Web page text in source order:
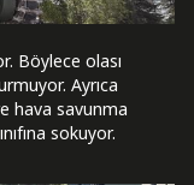
Böylece olası
Ayrıca
hava savunma
sokuyor.